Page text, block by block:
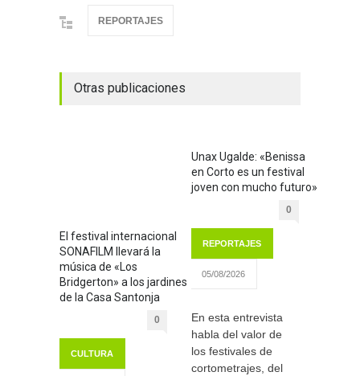
REPORTAJES
Otras publicaciones
El festival internacional
SONAFILM llevará la
música de «Los
Bridgerton» a los jardines
de la Casa Santonja
0
CULTURA
Unax Ugalde: «Benissa
en Corto es un festival
joven con mucho futuro»
0
REPORTAJES
05/08/2026
En esta entrevista
habla del valor de
los festivales de
cortometrajes, del